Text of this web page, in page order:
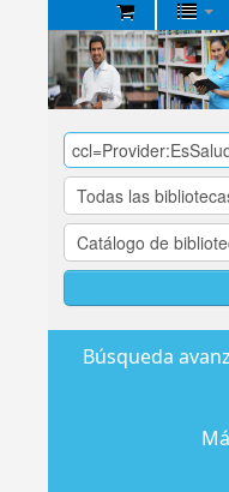
Biblioteca
Central
EsSalud
Búsqueda